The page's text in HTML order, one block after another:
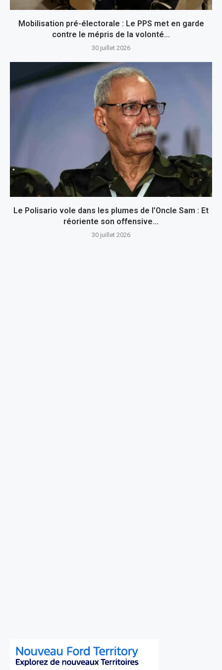
Mobilisation pré-électorale : Le PPS met en garde
contre le mépris de la volonté...
30 juillet 2026
Le Polisario vole dans les plumes de l’Oncle Sam : Et
réoriente son offensive...
30 juillet 2026